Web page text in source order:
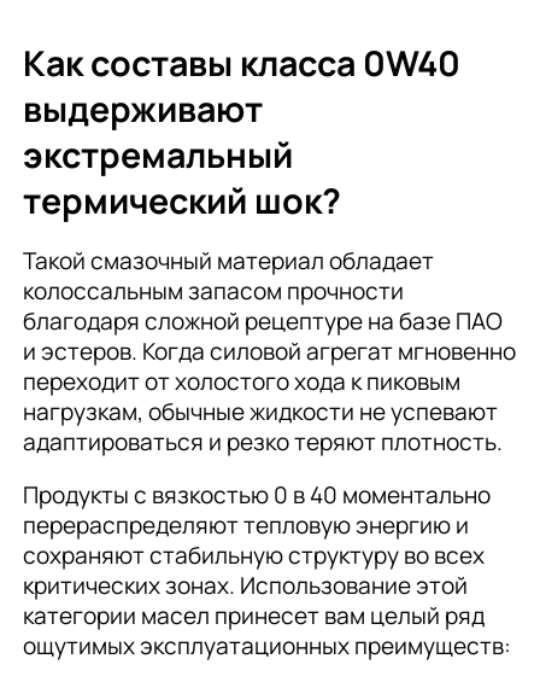
Как составы класса 0W40
выдерживают
экстремальный
термический шок?
Такой смазочный материал обладает
колоссальным запасом прочности
благодаря сложной рецептуре на базе ПАО
и эстеров. Когда силовой агрегат мгновенно
переходит от холостого хода к пиковым
нагрузкам, обычные жидкости не успевают
адаптироваться и резко теряют плотность.
Продукты с вязкостью 0 в 40 моментально
перераспределяют тепловую энергию и
сохраняют стабильную структуру во всех
критических зонах. Использование этой
категории масел принесет вам целый ряд
ощутимых эксплуатационных преимуществ: